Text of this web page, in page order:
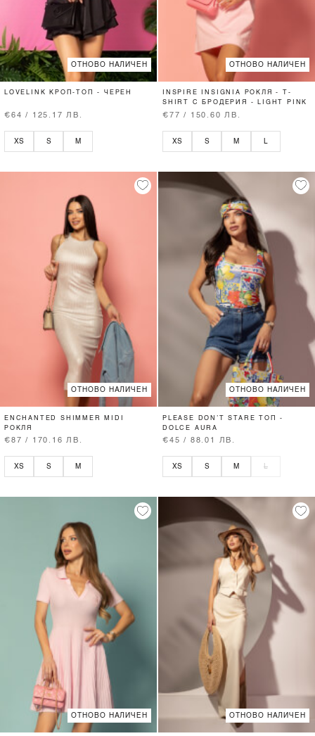
ОТНОВО НАЛИЧЕН
LOVELINK КРОП-ТОП - ЧЕРЕН
€64 / 125.17 ЛВ.
XS S M
ОТНОВО НАЛИЧЕН
INSPIRE INSIGNIA РОКЛЯ - T-
SHIRT С БРОДЕРИЯ - LIGHT PINK
€77 / 150.60 ЛВ.
XS S M
ОТНОВО НАЛИЧЕН
ENCHANTED SHIMMER MIDI
РОКЛЯ
€87 / 170.16 ЛВ.
XS S M
ОТНОВО НАЛИЧЕН
PLEASE DON’T STARE ТОП -
DOLCE AURA
€45 / 88.01 ЛВ.
XS S M L
ОТНОВО НАЛИЧЕН ОТНОВО НАЛИЧЕН